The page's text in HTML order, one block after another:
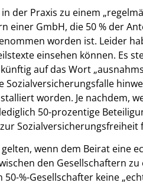
der Praxis zu einem
einer GmbH, die 50 % der
worden ist. Leider
einsehen können. Es
auf das Wort
Sozialversicherungsfalle
worden. Je nachdem,
50-prozentige
Sozialversicherungsfreiheit
wenn dem Beirat eine
den Gesellschaftern
%-Gesellschafter keine